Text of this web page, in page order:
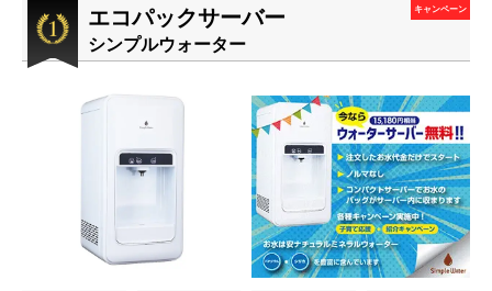
エコパックサーバー
シンプルウォーター
キャンペーン